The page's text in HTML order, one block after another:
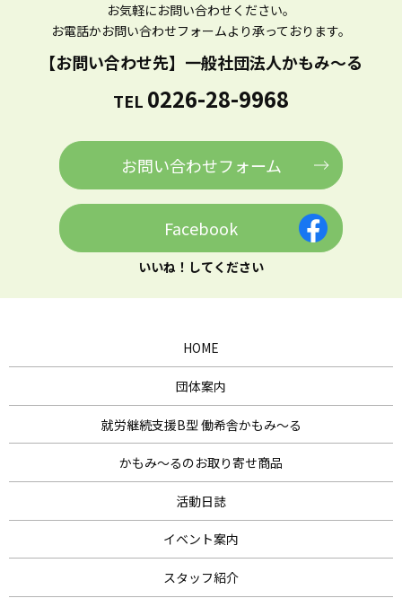
お気軽にお問い合わせください。
お電話かお問い合わせフォームより承っております。
【お問い合わせ先】 一般社団法人かもみ～る
TEL 0226-28-9968
お問い合わせフォーム
Facebook
いいね！してください
HOME
団体案内
就労継続支援B型 働希舎かもみ～る
かもみ～るのお取り寄せ商品
活動日誌
イベント案内
スタッフ紹介